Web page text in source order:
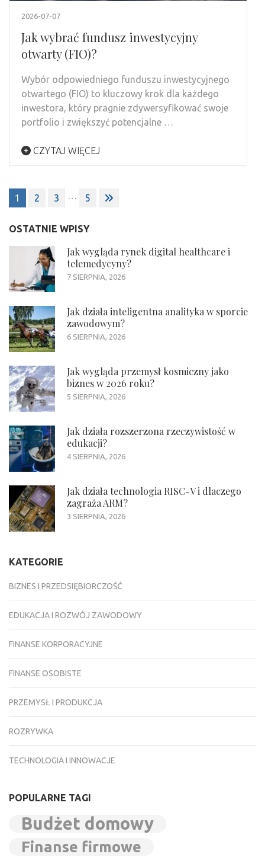
2026-07-07
Jak wybrać fundusz inwestycyjny
otwarty (FIO)?
Wybór odpowiedniego funduszu inwestycyjnego
otwartego (FIO) to kluczowy krok dla każdego
inwestora, który pragnie zdywersyfikować swoje
portfolio i zwiększyć potencjalne …
CZYTAJ WIĘCEJ
Stronicowanie
wpisów
1 2 3 … 5
OSTATNIE WPISY
Jak wygląda rynek digital healthcare i
telemedycyny?
7 SIERPNIA, 2026
Jak działa inteligentna analityka w sporcie
zawodowym?
6 SIERPNIA, 2026
Jak wygląda przemysł kosmiczny jako
biznes w 2026 roku?
5 SIERPNIA, 2026
Jak działa rozszerzona rzeczywistość w
edukacji?
4 SIERPNIA, 2026
Jak działa technologia RISC-V i dlaczego
zagraża ARM?
3 SIERPNIA, 2026
KATEGORIE
BIZNES I PRZEDSIĘBIORCZOŚĆ
EDUKACJA I ROZWÓJ ZAWODOWY
FINANSE KORPORACYJNE
FINANSE OSOBISTE
PRZEMYSŁ I PRODUKCJA
ROZRYWKA
TECHNOLOGIA I INNOWACJE
POPULARNE TAGI
Budżet domowy
Finanse firmowe